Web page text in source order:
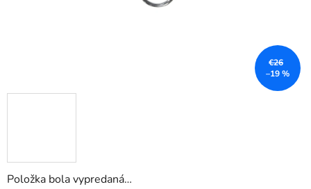
Položka bola vypredaná…
€26
–19 %